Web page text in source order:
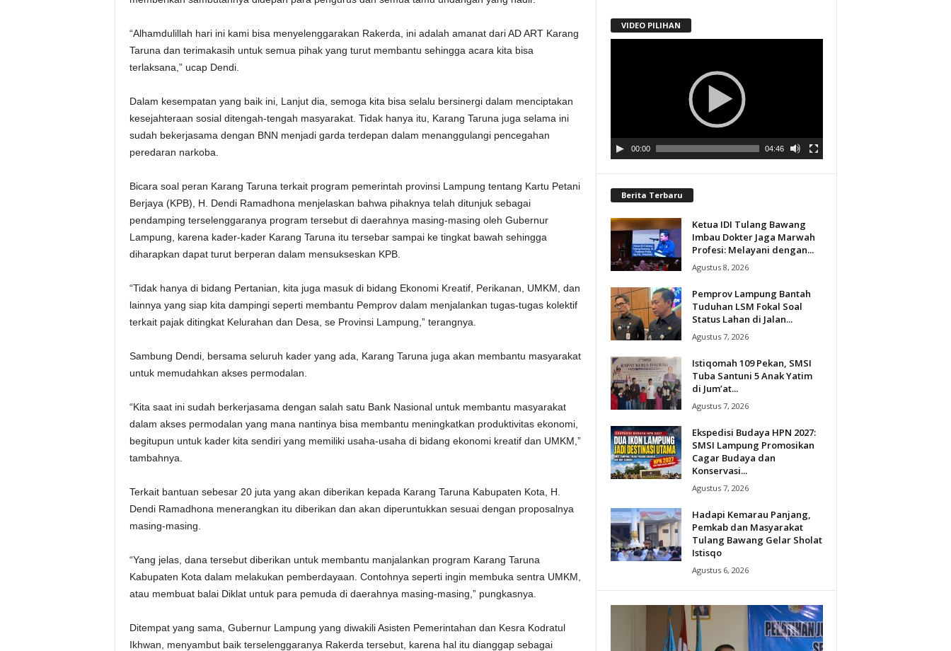
“Alhamdulillah hari ini kami bisa menyelenggarakan Rakerda, ini adalah amanat dari AD ART Karang
Taruna dan terimakasih untuk semua pihak yang turut membantu sehingga acara kita bisa
terlaksana,” ucap Dendi.
Dalam kesempatan yang baik ini, Lanjut dia, semoga kita bisa selalu bersinergi dalam menciptakan
kesejahteraan sosial ditengah-tengah masyarakat. Tidak hanya itu, Karang Taruna juga selama ini
sudah bekerjasama dengan BNN menjadi garda terdepan dalam menanggulangi pencegahan
peredaran narkoba.
Bicara soal peran Karang Taruna terkait program pemerintah provinsi Lampung tentang Kartu Petani
Berjaya (KPB), H. Dendi Ramadhona menjelaskan bahwa pihaknya telah ditunjuk sebagai
pendamping terselenggaranya program tersebut di daerahnya masing-masing oleh Gubernur
Lampung, karena kader-kader Karang Taruna itu tersebar sampai ke tingkat bawah sehingga
diharapkan dapat turut berperan dalam mensukseskan KPB.
“Tidak hanya di bidang Pertanian, kita juga masuk di bidang Ekonomi Kreatif, Perikanan, UMKM, dan
lainnya yang siap kita dampingi seperti membantu Pemprov dalam menjalankan tugas-tugas kolektif
terkait pajak ditingkat Kelurahan dan Desa, se Provinsi Lampung,” terangnya.
Sambung Dendi, bersama seluruh kader yang ada, Karang Taruna juga akan membantu masyarakat
untuk memudahkan akses permodalan.
“Kita saat ini sudah berkerjasama dengan salah satu Bank Nasional untuk membantu masyarakat
dalam akses permodalan yang mana nantinya bisa membantu meningkatkan produktivitas ekonomi,
begitupun untuk kader kita sendiri yang memiliki usaha-usaha di bidang ekonomi kreatif dan UMKM,”
tambahnya.
Terkait bantuan sebesar 20 juta yang akan diberikan kepada Karang Taruna Kabupaten Kota, H.
Dendi Ramadhona menerangkan itu diberikan dan akan diperuntukkan sesuai dengan proposalnya
masing-masing.
“Yang jelas, dana tersebut diberikan untuk membantu manjalankan program Karang Taruna
Kabupaten Kota dalam melakukan pemberdayaan. Contohnya seperti ingin membuka sentra UMKM,
atau membuat balai Diklat untuk para pemuda di daerahnya masing-masing,” pungkasnya.
Ditempat yang sama, Gubernur Lampung yang diwakili Asisten Pemerintahan dan Kesra Kodratul
Ikhwan, menyambut baik terselenggaranya Rakerda tersebut, karena hal itu dianggap sebagai
VIDEO PILIHAN
00:00 04:46
Berita Terbaru
Ketua IDI Tulang Bawang
Imbau Dokter Jaga Marwah
Profesi: Melayani dengan...
Agustus 8, 2026
Pemprov Lampung Bantah
Tuduhan LSM Fokal Soal
Status Lahan di Jalan...
Agustus 7, 2026
Istiqomah 109 Pekan, SMSI
Tuba Santuni 5 Anak Yatim
di Jum’at...
Agustus 7, 2026
Ekspedisi Budaya HPN 2027:
SMSI Lampung Promosikan
Cagar Budaya dan
Konservasi...
Agustus 7, 2026
Hadapi Kemarau Panjang,
Pemkab dan Masyarakat
Tulang Bawang Gelar Sholat
Istisqo
Agustus 6, 2026